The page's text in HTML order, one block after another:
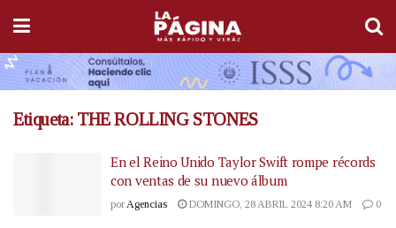
Etiqueta: THE ROLLING STONES
En el Reino Unido Taylor Swift rompe récords
con ventas de su nuevo álbum
por Agencias DOMINGO, 28 ABRIL 2024 8:20 AM 0